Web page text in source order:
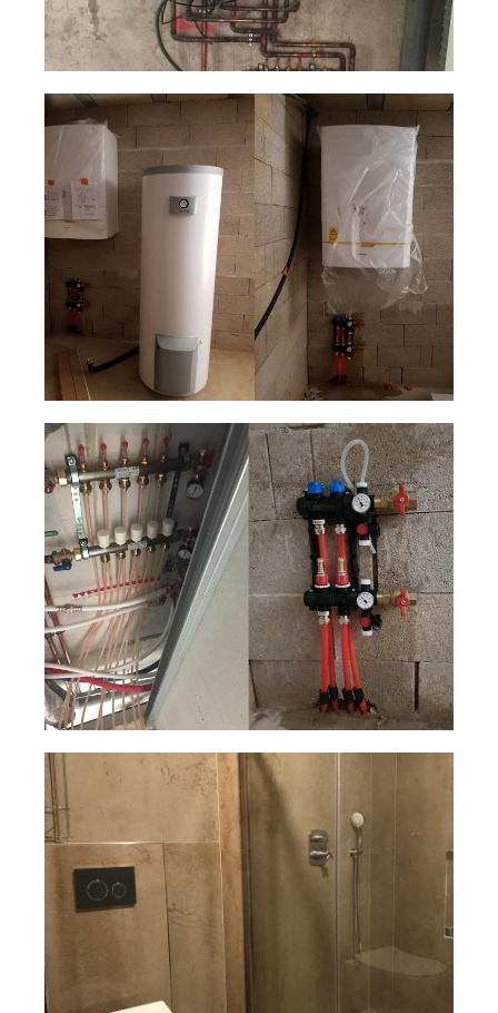
Pompe à chaleur particulier
Pompe à chaleur particulier
Salle de bain particulier